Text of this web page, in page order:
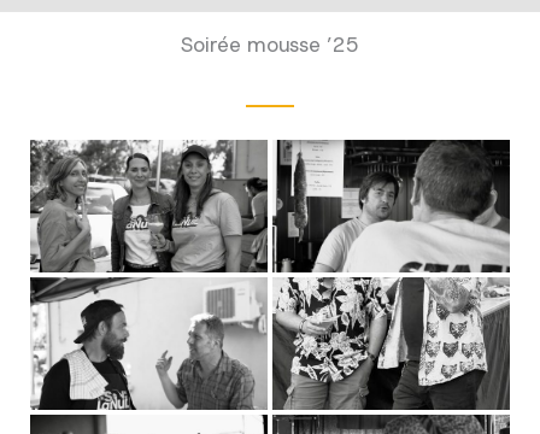
Soirée mousse ’25